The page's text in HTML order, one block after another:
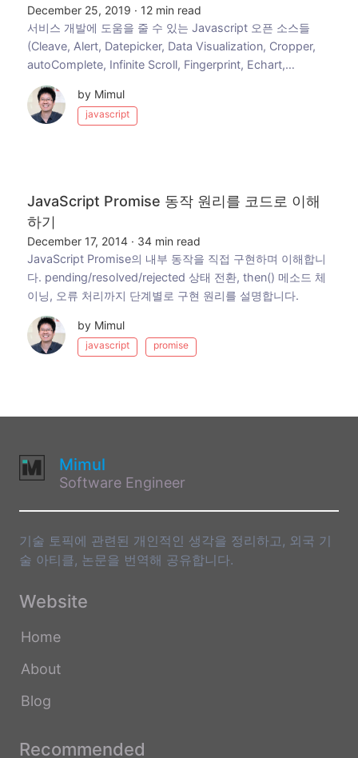
December 25, 2019 · 12 min read
서비스 개발에 도움을 줄 수 있는 Javascript 오픈 소스들
(Cleave, Alert, Datepicker, Data Visualization, Cropper,
autoComplete, Infinite Scroll, Fingerprint, Echart,
WYSIWYG, OCR 등) 소개.
by Mimul
javascript
JavaScript Promise 동작 원리를 코드로 이해
하기
December 17, 2014 · 34 min read
JavaScript Promise의 내부 동작을 직접 구현하며 이해합니
다. pending/resolved/rejected 상태 전환, then() 메소드 체
이닝, 오류 처리까지 단계별로 구현 원리를 설명합니다.
by Mimul
javascript promise
Mimul
Software Engineer
기술 토픽에 관련된 개인적인 생각을 정리하고, 외국 기
술 아티클, 논문을 번역해 공유합니다.
Website
Home
About
Blog
Recommended